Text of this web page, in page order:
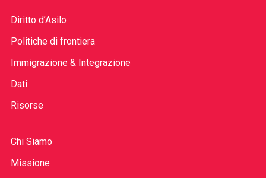
Diritto d’Asilo
Politiche di frontiera
Immigrazione & Integrazione
Dati
Risorse
Chi Siamo
Missione